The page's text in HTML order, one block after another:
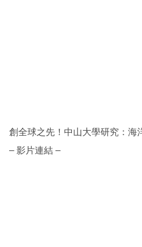
創全球之先！中山大學研究：海
– 影片連結 –